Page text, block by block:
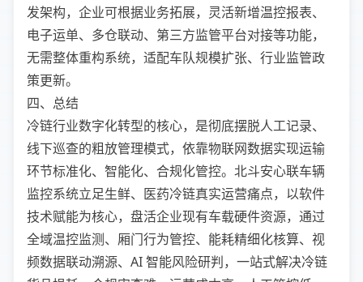
发架构，企业可根据业务拓展，灵活新增温控报表、
电子运单、多仓联动、第三方监管平台对接等功能，
无需整体重构系统，适配车队规模扩张、行业监管政
策更新。
四、总结
冷链行业数字化转型的核心，是彻底摆脱人工记录、
线下巡查的粗放管理模式，依靠物联网数据实现运输
环节标准化、智能化、合规化管控。北斗安心联车辆
监控系统立足生鲜、医药冷链真实运营痛点，以软件
技术赋能为核心，盘活企业现有车载硬件资源，通过
全域温控监测、厢门行为管控、能耗精细化核算、视
频数据联动溯源、AI 智能风险研判，一站式解决冷链